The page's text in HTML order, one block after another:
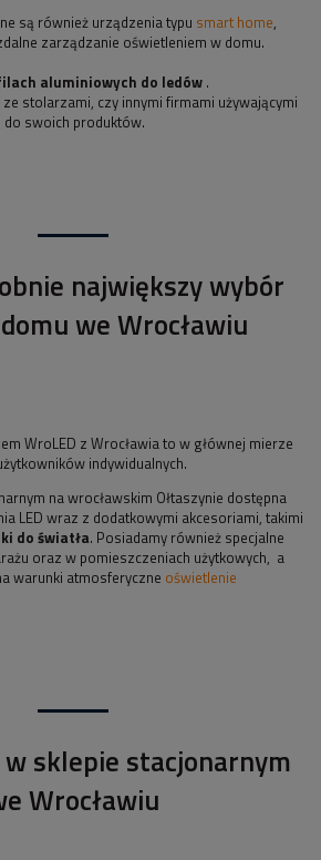
są również urządzenia typu smart home,
zarządzanie oświetleniem w domu.
aluminiowych do ledów .
stolarzami, czy innymi firmami używającymi
do swoich produktów.
największy wybór
we Wrocławiu
WroLED z Wrocławia to w głównej mierze
indywidualnych.
na wrocławskim Ołtaszynie dostępna
LED wraz z dodatkowymi akcesoriami, takimi
do światła. Posiadamy również specjalne
oraz w pomieszczeniach użytkowych, a
warunki atmosferyczne oświetlenie
sklepie stacjonarnym
Wrocławiu